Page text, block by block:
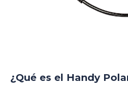
¿Qué es el Handy